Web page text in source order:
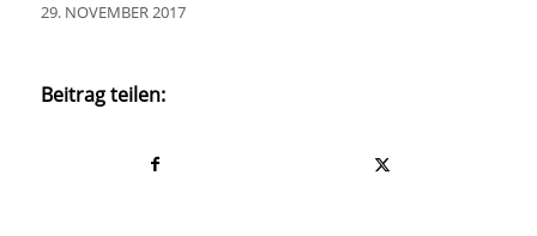
29. NOVEMBER 2017
Beitrag teilen: